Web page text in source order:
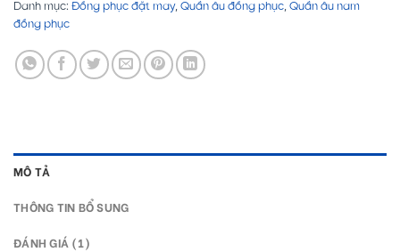
Danh mục: Đồng phục đặt may, Quần âu đồng phục, Quần âu nam
đồng phục
MÔ TẢ
THÔNG TIN BỔ SUNG
ĐÁNH GIÁ (1)